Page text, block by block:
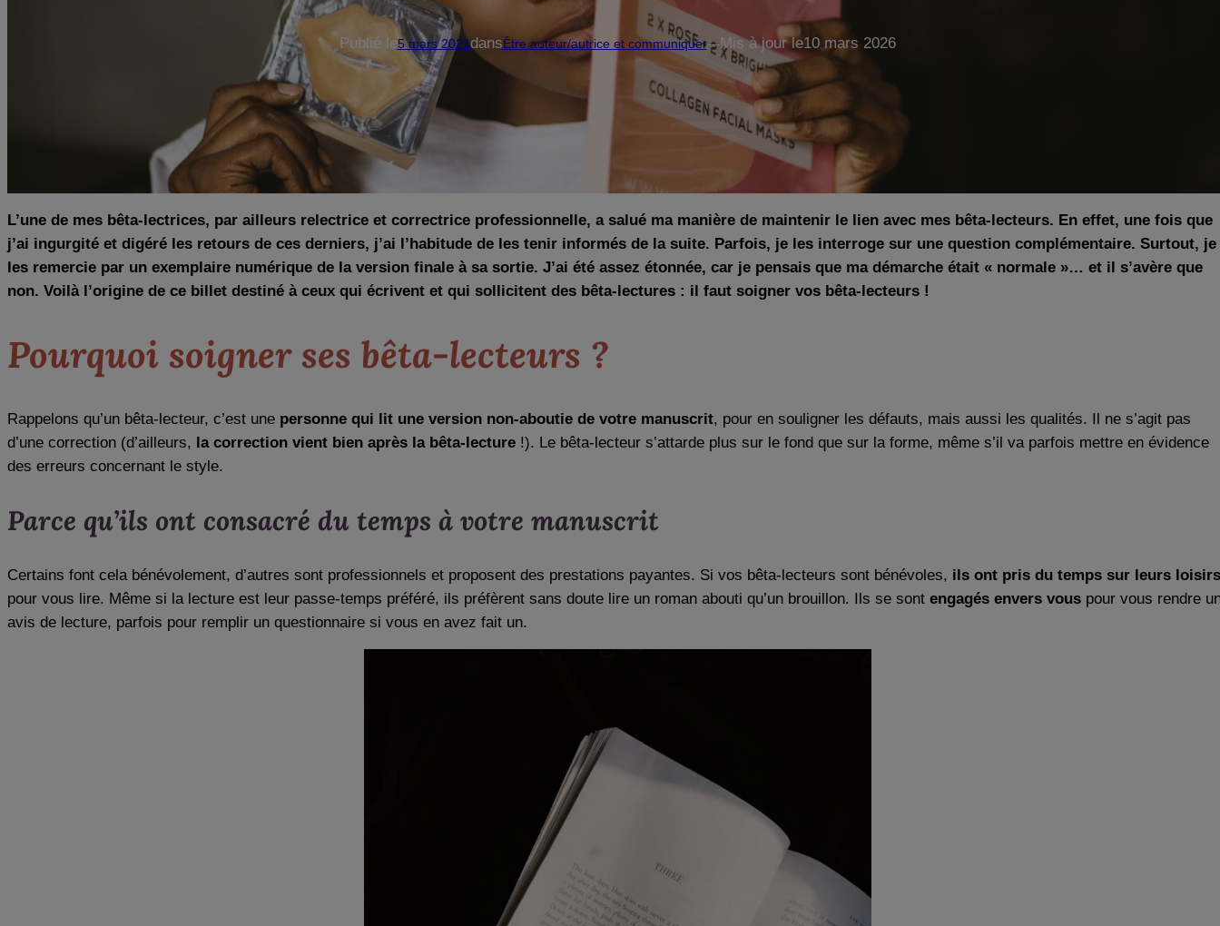
Publié le5 mars 2021dansÊtre auteur/autrice et communiquer—Mis à jour le10 mars 2026
L’une de mes bêta-lectrices, par ailleurs relectrice et correctrice professionnelle, a salué ma manière de maintenir le lien avec mes bêta-lecteurs. En effet, une fois que
j’ai ingurgité et digéré les retours de ces derniers, j’ai l’habitude de les tenir informés de la suite. Parfois, je les interroge sur une question complémentaire. Surtout, je
les remercie par un exemplaire numérique de la version finale à sa sortie. J’ai été assez étonnée, car je pensais que ma démarche était « normale »… et il s’avère que
non. Voilà l’origine de ce billet destiné à ceux qui écrivent et qui sollicitent des bêta-lectures : il faut soigner vos bêta-lecteurs !
Pourquoi soigner ses bêta-lecteurs ?
Rappelons qu’un bêta-lecteur, c’est une personne qui lit une version non-aboutie de votre manuscrit, pour en souligner les défauts, mais aussi les qualités. Il ne s’agit pas
d’une correction (d’ailleurs, la correction vient bien après la bêta-lecture !). Le bêta-lecteur s’attarde plus sur le fond que sur la forme, même s’il va parfois mettre en évidence
des erreurs concernant le style.
Parce qu’ils ont consacré du temps à votre manuscrit
Certains font cela bénévolement, d’autres sont professionnels et proposent des prestations payantes. Si vos bêta-lecteurs sont bénévoles, ils ont pris du temps sur leurs loisirs
pour vous lire. Même si la lecture est leur passe-temps préféré, ils préfèrent sans doute lire un roman abouti qu’un brouillon. Ils se sont engagés envers vous pour vous rendre
avis de lecture, parfois pour remplir un questionnaire si vous en avez fait un.